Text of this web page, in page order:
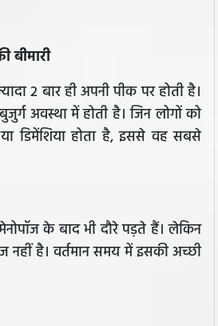
बीमारी
2 बार ही अपनी पीक पर होती है।
अवस्था में होती है। जिन लोगों को
डिमेंशिया होता है, इससे वह सबसे
के बाद भी दौरे पड़ते हैं। लेकिन
नहीं है। वर्तमान समय में इसकी अच्छी